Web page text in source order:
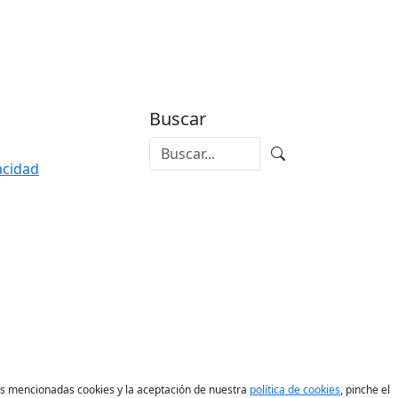
Buscar
cookies y la aceptación de nuestra política de cookies, pinche el